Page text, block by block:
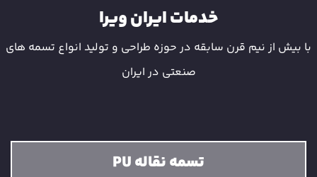
خدمات ایران ویرا
با بیش از نیم قرن سابقه در حوزه طراحی و تولید انواع تسمه های
صنعتی در ایران
تسمه نقاله PU